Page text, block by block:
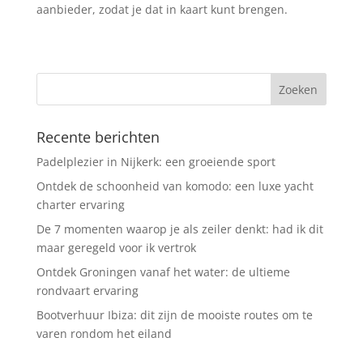
aanbieder, zodat je dat in kaart kunt brengen.
Recente berichten
Padelplezier in Nijkerk: een groeiende sport
Ontdek de schoonheid van komodo: een luxe yacht
charter ervaring
De 7 momenten waarop je als zeiler denkt: had ik dit
maar geregeld voor ik vertrok
Ontdek Groningen vanaf het water: de ultieme
rondvaart ervaring
Bootverhuur Ibiza: dit zijn de mooiste routes om te
varen rondom het eiland